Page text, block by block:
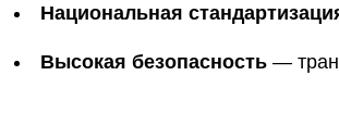
Национальная
Высокая безопасность —